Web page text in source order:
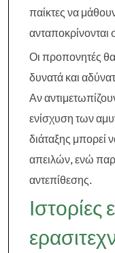
παίκτες να
ανταποκρίνονται
Οι προπονητές
δυνατά και
Αν
ενίσχυση των
διάταξης μπορεί
απειλών, ενώ
αντεπίθεσης.
Ιστορίες